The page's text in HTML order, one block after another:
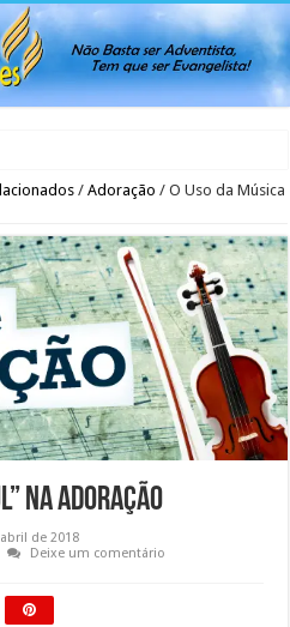
/ Adoração / O Uso da Música
na Adoração
de 2018
Deixe um comentário